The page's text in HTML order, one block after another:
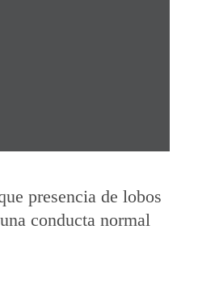
presencia de lobos
conducta normal